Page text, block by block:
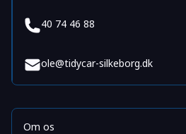
40 74 46 88
ole@tidycar-silkeborg.dk
Om os